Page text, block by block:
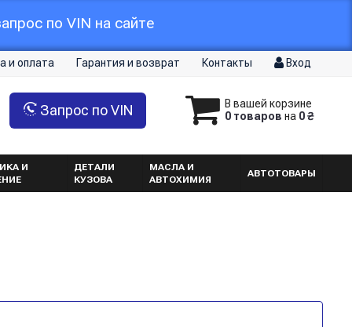
по VIN на сайте
и оплата Гарантия и возврат Контакты Вход
В вашей корзине
0 товаров на 0 ₴
Запрос по VIN
И
ДЕТАЛИ
КУЗОВА
МАСЛА И
АВТОХИМИЯ
АВТОТОВАРЫ